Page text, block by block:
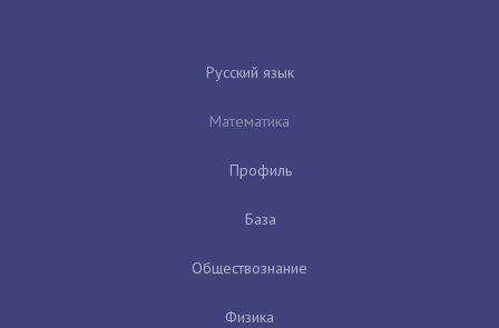
Русский язык
Математика
Профиль
База
Обществознание
Физика